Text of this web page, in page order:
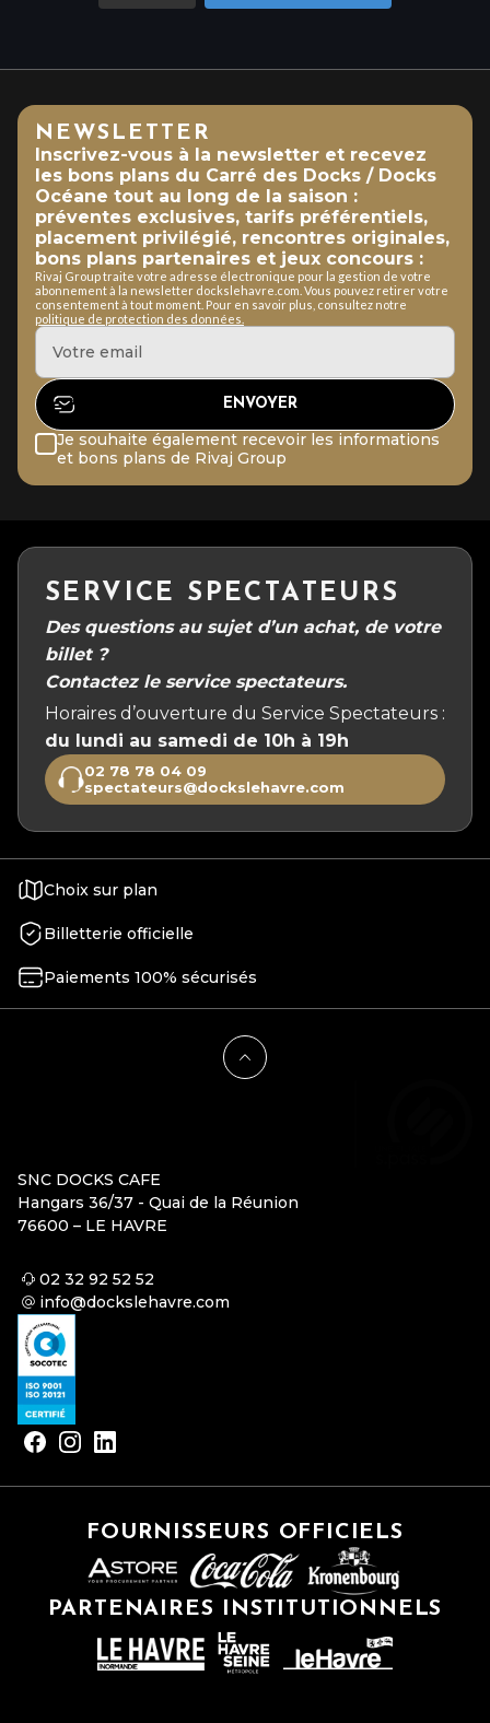
NEWSLETTER
Inscrivez-vous à la newsletter et recevez
les bons plans du Carré des Docks / Docks
Océane tout au long de la saison :
préventes exclusives, tarifs préférentiels,
placement privilégié, rencontres originales,
bons plans partenaires et jeux concours :
Rivaj Group traite votre adresse électronique pour la gestion de votre
abonnement à la newsletter dockslehavre.com. Vous pouvez retirer votre
consentement à tout moment. Pour en savoir plus, consultez notre
politique de protection des données.
Je souhaite également recevoir les informations
et bons plans de Rivaj Group
SERVICE SPECTATEURS
Des questions au sujet d’un achat, de votre
billet ?
Contactez le service spectateurs.
Horaires d’ouverture du Service Spectateurs :
du lundi au samedi de 10h à 19h
02 78 78 04 09
spectateurs@dockslehavre.com
Choix sur plan
Billetterie officielle
Paiements 100% sécurisés
SNC DOCKS CAFE
Hangars 36/37 - Quai de la Réunion
76600 – LE HAVRE
02 32 92 52 52
info@dockslehavre.com
FOURNISSEURS OFFICIELS
PARTENAIRES INSTITUTIONNELS